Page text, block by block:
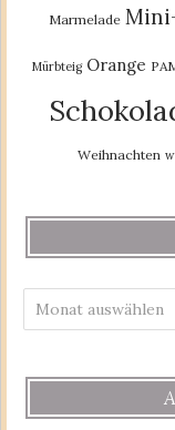
Marmelade
Mürbteig Orange
Weihnachten